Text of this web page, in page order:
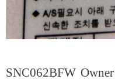
SNC062BFW